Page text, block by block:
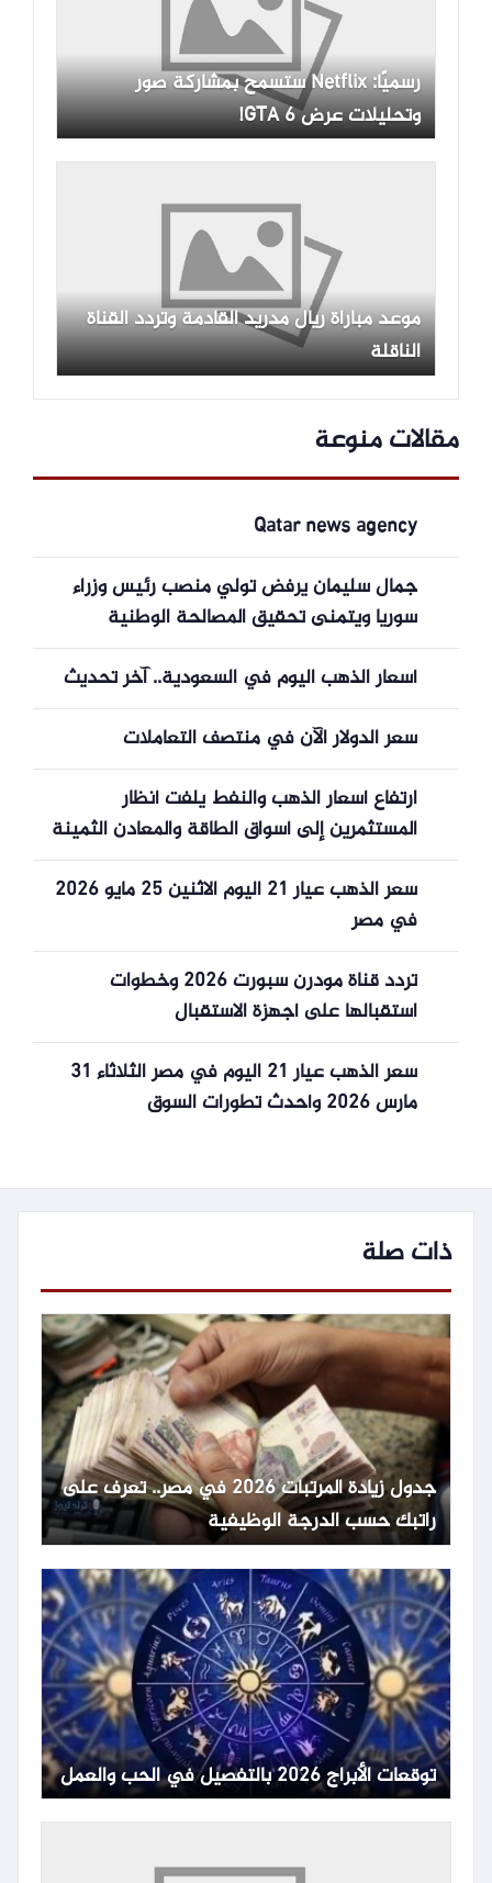
رسميًا: Netflix ستسمح بمشاركة صور
وتحليلات عرض GTA 6!
موعد مباراة ريال مدريد القادمة وتردد القناة
الناقلة
مقالات منوعة
Qatar news agency
جمال سليمان يرفض تولي منصب رئيس وزراء
سوريا ويتمنى تحقيق المصالحة الوطنية
أسعار الذهب اليوم في السعودية.. آخر تحديث
سعر الدولار الآن في منتصف التعاملات
ارتفاع أسعار الذهب والنفط يلفت أنظار
المستثمرين إلى أسواق الطاقة والمعادن الثمينة
سعر الذهب عيار 21 اليوم الاثنين 25 مايو 2026
في مصر
تردد قناة مودرن سبورت 2026 وخطوات
استقبالها على أجهزة الاستقبال
سعر الذهب عيار 21 اليوم في مصر الثلاثاء 31
مارس 2026 وأحدث تطورات السوق
ذات صلة
جدول زيادة المرتبات 2026 في مصر.. تعرف على
راتبك حسب الدرجة الوظيفية
توقعات الأبراج 2026 بالتفصيل في الحب والعمل